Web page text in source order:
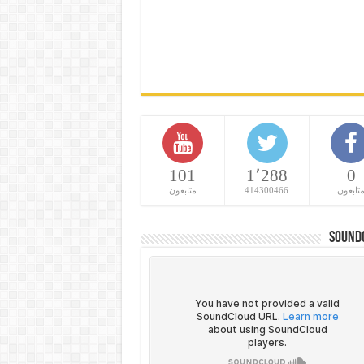
0
متابعون
1٬288
414300466
101
متابعون